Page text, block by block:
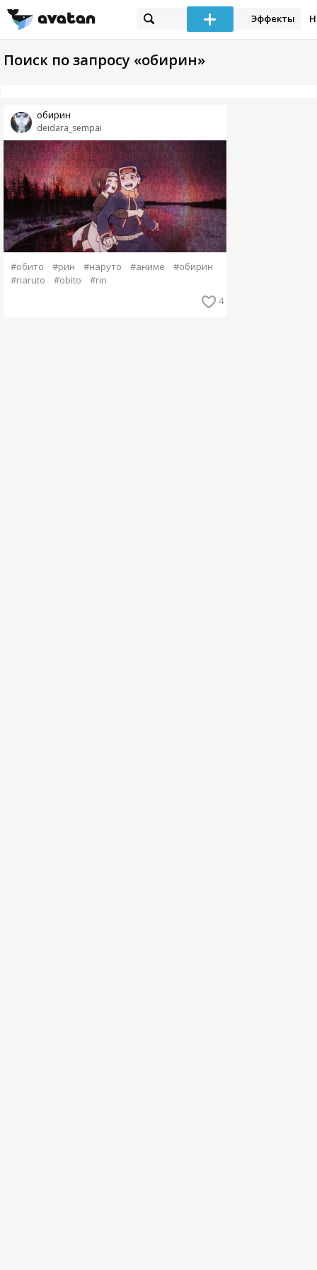
Эффекты
Поиск по запросу «обирин»
deidara_sempai
обирин
#обито #рин #наруто #аниме
#обирин
#naruto
#obito #rin
4